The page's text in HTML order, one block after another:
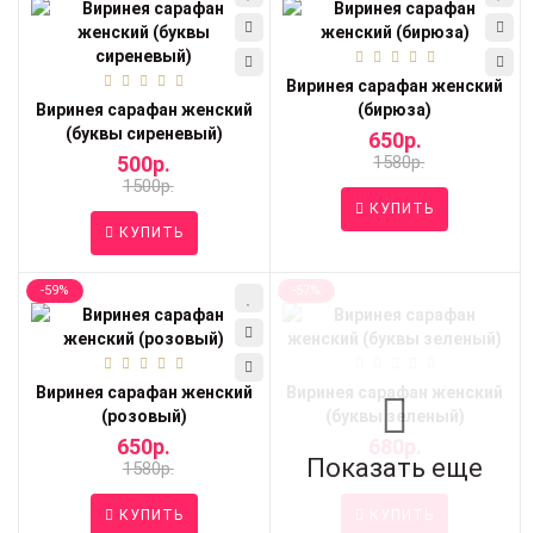
Виринея сарафан женский
(буквы сиреневый)
500р.
1500р.
КУПИТЬ
Виринея сарафан женский
(бирюза)
650р.
1580р.
КУПИТЬ
-59%
Виринея сарафан женский
(розовый)
650р.
1580р.
КУПИТЬ
Виринея сарафан женский
(буквы зеленый)
1580р.
Показать еще